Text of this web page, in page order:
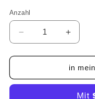
Anzahl
Anzahl
Verringere
die
Menge
Frohe
Erhöhe
die
Menge
für
Frohe
in